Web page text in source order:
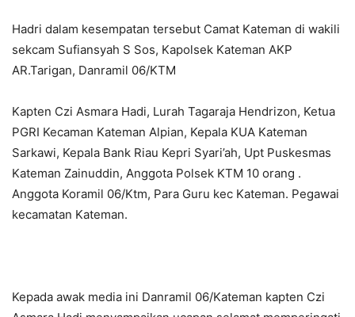
Hadri dalam kesempatan tersebut Camat Kateman di wakili
sekcam Sufiansyah S Sos, Kapolsek Kateman AKP
AR.Tarigan, Danramil 06/KTM
Kapten Czi Asmara Hadi, Lurah Tagaraja Hendrizon, Ketua
PGRI Kecaman Kateman Alpian, Kepala KUA Kateman
Sarkawi, Kepala Bank Riau Kepri Syari’ah, Upt Puskesmas
Kateman Zainuddin, Anggota Polsek KTM 10 orang .
Anggota Koramil 06/Ktm, Para Guru kec Kateman. Pegawai
kecamatan Kateman.
Kepada awak media ini Danramil 06/Kateman kapten Czi